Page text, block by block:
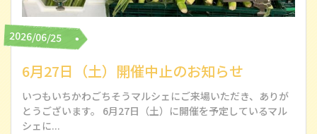
2026/06/25
6月27日（土）開催中止のお知らせ
いつもいちかわごちそうマルシェにご来場いただき、ありが
とうございます。 6月27日（土）に開催を予定しているマル
シェに...